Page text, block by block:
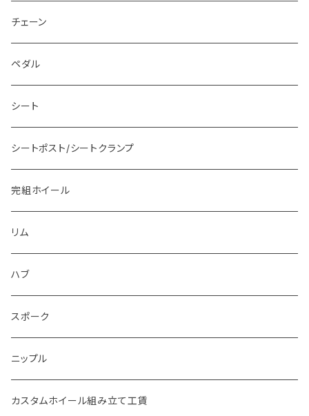
165mm
170mm
175mm
チェーン
ペダル
シート
シートポスト/シートクランプ
完組ホイール
リム
ハブ
スポーク
ニップル
カスタムホイール組み立て工賃